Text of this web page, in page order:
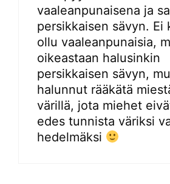
vaaleanpunaisena ja
persikkaisen sävyn. Ei
ollu vaaleanpunaisia,
oikeastaan halusinkin
persikkaisen sävyn,
halunnut rääkätä
värillä, jota miehet
edes tunnista väriksi
hedelmäksi